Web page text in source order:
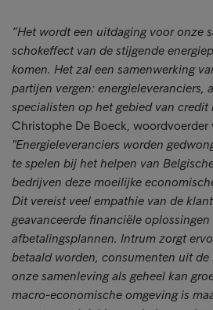
“Het wordt een uitdaging voor onze
schokeffect van de stijgende
komen. Het zal een samenwerking
partijen vergen: energieleveranciers,
specialisten op het gebied van credit
Christophe De Boeck, woordvoerder
"Energieleveranciers worden
te spelen bij het helpen van
bedrijven deze moeilijke
Dit vereist veel empathie van de
geavanceerde financiële
afbetalingsplannen. Intrum zorgt
betaald worden, consumenten uit de
onze samenleving als geheel kan
macro-economische omgeving is